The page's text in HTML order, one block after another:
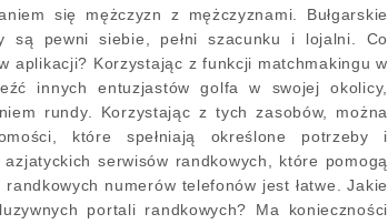
się mężczyzn z mężczyznami. Bułgarskie
są pewni siebie, pełni szacunku i lojalni. Co
aplikacji? Korzystając z funkcji matchmakingu w
innych entuzjastów golfa w swojej okolicy,
rundy. Korzystając z tych zasobów, można
które spełniają określone potrzeby i
serwisów randkowych, które pomogą
numerów telefonów jest łatwe. Jakie
portali randkowych? Ma konieczności